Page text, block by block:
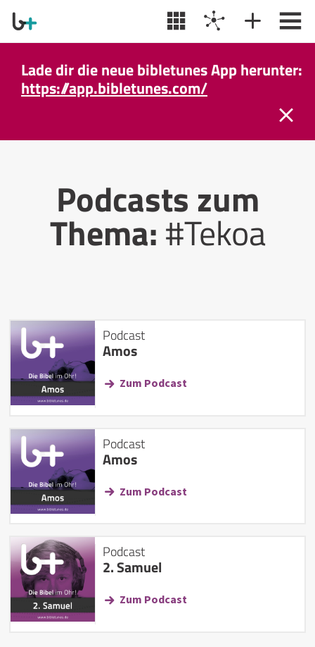
Lade dir die neue bibletunes App herunter:
https://app.bibletunes.com/
Podcasts zum
Thema:#Tekoa
Podcast
Amos
Zum Podcast
Podcast
Amos
Zum Podcast
Podcast
2. Samuel
Zum Podcast